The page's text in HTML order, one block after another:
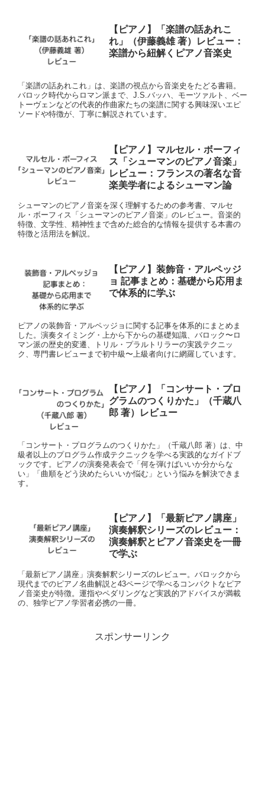
【ピアノ】「楽譜の話あれこ
れ」（伊藤義雄 著）レビュー：
楽譜から紐解くピアノ音楽史
「楽譜の話あれこれ」は、楽譜の視点から音楽史をたどる書籍。
バロック時代からロマン派まで、J.S.バッハ、モーツァルト、ベー
トーヴェンなどの代表的作曲家たちの楽譜に関する興味深いエピ
ソードや特徴が、丁寧に解説されています。
【ピアノ】マルセル・ボーフィ
ス「シューマンのピアノ音楽」
レビュー：フランスの著名な音
楽美学者によるシューマン論
シューマンのピアノ音楽を深く理解するための参考書、マルセ
ル・ボーフィス「シューマンのピアノ音楽」のレビュー。音楽的
特徴、文学性、精神性まで含めた総合的な情報を提供する本書の
特徴と活用法を解説。
【ピアノ】装飾音・アルペッジ
ョ 記事まとめ：基礎から応用ま
で体系的に学ぶ
ピアノの装飾音・アルペッジョに関する記事を体系的にまとめま
した。演奏タイミング・上から下からの基礎知識、バロック〜ロ
マン派の歴史的変遷、トリル・プラルトリラーの実践テクニッ
ク、専門書レビューまで初中級〜上級者向けに網羅しています。
【ピアノ】「コンサート・プロ
グラムのつくりかた」（千蔵八
郎 著）レビュー
「コンサート・プログラムのつくりかた」（千蔵八郎 著）は、中
級者以上のプログラム作成テクニックを学べる実践的なガイドブ
ックです。ピアノの演奏発表会で「何を弾けばいいか分からな
い」「曲順をどう決めたらいいか悩む」という悩みを解決できま
す。
【ピアノ】「最新ピアノ講座」
演奏解釈シリーズのレビュー：
演奏解釈とピアノ音楽史を一冊
で学ぶ
「最新ピアノ講座」演奏解釈シリーズのレビュー。バロックから
現代までのピアノ名曲解説と43ページで学べるコンパクトなピア
ノ音楽史が特徴。運指やペダリングなど実践的アドバイスが満載
の、独学ピアノ学習者必携の一冊。
スポンサーリンク